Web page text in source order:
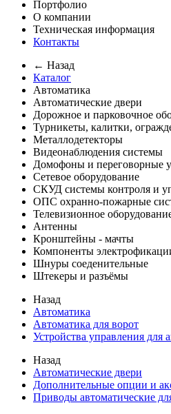
Портфолио
О компании
Техническая информация
Контакты
← Назад
Каталог
Автоматика
Автоматические двери
Дорожное и парковочное
Турникеты, калитки,
Металлодетекторы
Видеонаблюдения cистемы
Домофоны и переговорные
Сетевое оборудование
СКУД системы контроля и
ОПС охранно-пожарные
Телевизионное
Антенны
Кронштейны - мачты
Компоненты
Шнуры соеденительные
Штекеры и разъёмы
Назад
Автоматика
Автоматика для ворот
Устройства управления для
Назад
Автоматические двери
Дополнительные опции и
Приводы автоматические